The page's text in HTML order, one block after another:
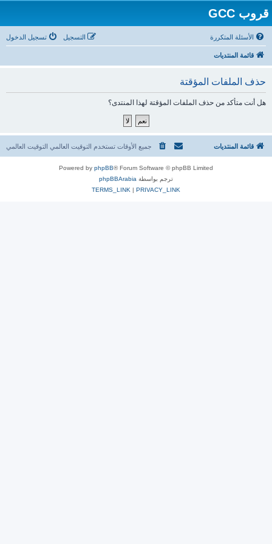
قروب GCC
الأسئلة المتكررة تسجيل الدخول التسجيل
قائمة المنتديات
حذف الملفات المؤقتة
هل أنت متأكد من حذف الملفات المؤقتة لهذا المنتدى؟
قائمة المنتديات جميع الأوقات تستخدم التوقيت العالمي التوقيت العالمي
Powered by phpBB® Forum Software © phpBB Limited
ترجم بواسطة phpBBArabia
PRIVACY_LINK
|
TERMS_LINK